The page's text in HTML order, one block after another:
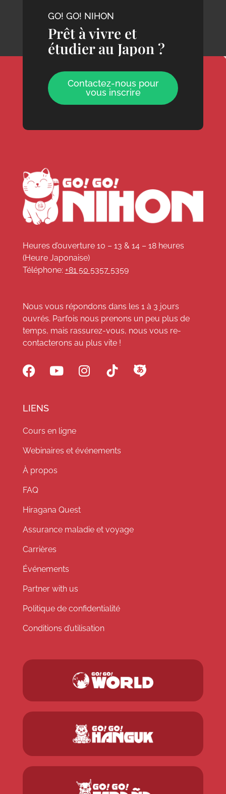
GO! GO! NIHON
Prêt à vivre et
étudier au Japon ?
Contactez-nous pour
vous inscrire
Heures d’ouverture 10 – 13 & 14 – 18 heures
(Heure Japonaise)
Téléphone: +81 50 5357 5359
Nous vous répondons dans les 1 à 3 jours
ouvrés. Parfois nous prenons un peu plus de
temps, mais rassurez-vous, nous vous re-
contacterons au plus vite !
LIENS
Cours en ligne
Webinaires et événements
À propos
FAQ
Hiragana Quest
Assurance maladie et voyage
Carrières
Événements
Partner with us
Politique de confidentialité
Conditions d’utilisation